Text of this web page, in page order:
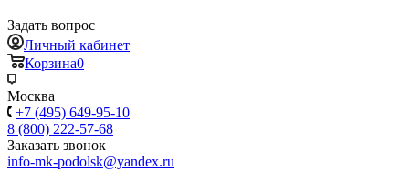
Задать вопрос
Личный кабинет
Корзина0
Москва
+7 (495) 649-95-10
8 (800) 222-57-68
Заказать звонок
info-mk-podolsk@yandex.ru